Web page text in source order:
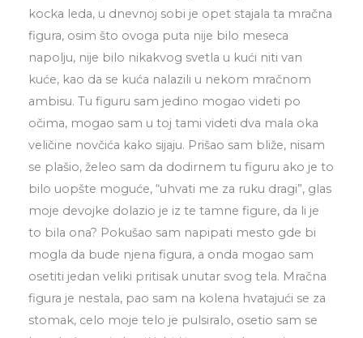
kocka leda, u dnevnoj sobi je opet stajala ta mračna
figura, osim što ovoga puta nije bilo meseca
napolju, nije bilo nikakvog svetla u kući niti van
kuće, kao da se kuća nalazili u nekom mračnom
ambisu. Tu figuru sam jedino mogao videti po
očima, mogao sam u toj tami videti dva mala oka
veličine novčića kako sijaju. Prišao sam bliže, nisam
se plašio, želeo sam da dodirnem tu figuru ako je to
bilo uopšte moguće, “uhvati me za ruku dragi”, glas
moje devojke dolazio je iz te tamne figure, da li je
to bila ona? Pokušao sam napipati mesto gde bi
mogla da bude njena figura, a onda mogao sam
osetiti jedan veliki pritisak unutar svog tela. Mračna
figura je nestala, pao sam na kolena hvatajući se za
stomak, celo moje telo je pulsiralo, osetio sam se